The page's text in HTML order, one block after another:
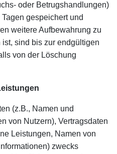
oder Betrugshandlungen)
gespeichert und
weitere Aufbewahrung zu
sind bis zur endgültigen
von der Löschung
(z.B., Namen und
von Nutzern), Vertragsdaten
Leistungen, Namen von
zwecks